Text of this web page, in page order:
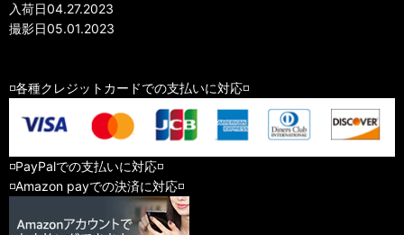
入荷日04.27.2023
撮影日05.01.2023
◽️各種クレジットカードでの支払いに対応◽️
◽️PayPalでの支払いに対応◽️
◽️Amazon payでの決済に対応◽️